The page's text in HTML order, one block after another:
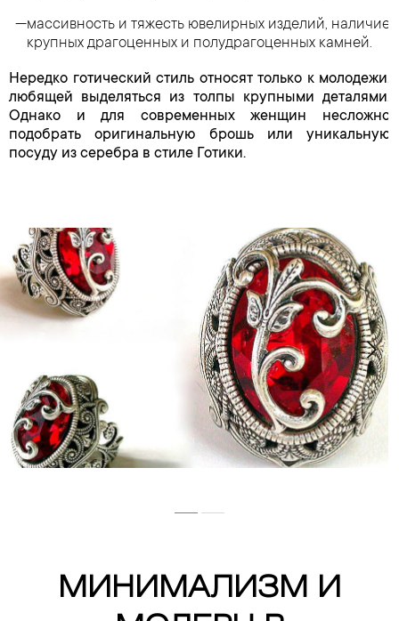
массивность и тяжесть ювелирных изделий, наличие
крупных драгоценных и полудрагоценных камней.
Нередко готический стиль относят только к молодежи,
любящей выделяться из толпы крупными деталями.
Однако и для современных женщин несложно
подобрать оригинальную брошь или уникальную
посуду из серебра в стиле Готики.
МИНИМАЛИЗМ И